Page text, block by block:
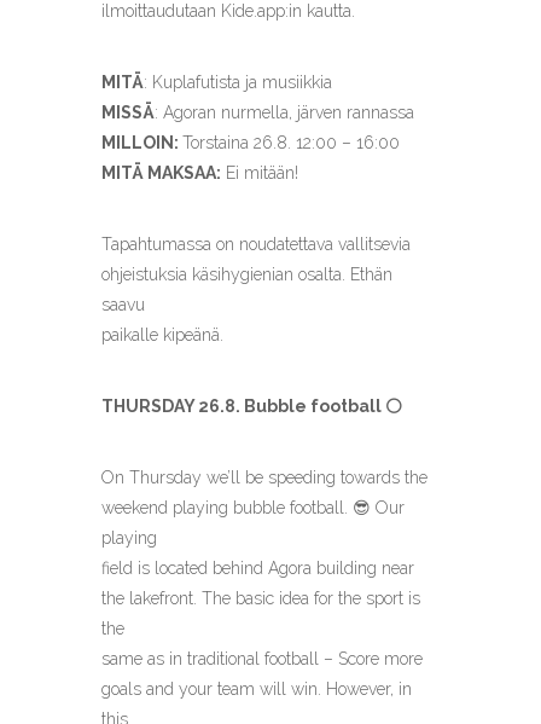
ilmoittaudutaan Kide.app:in kautta.
MITÄ: Kuplafutista ja musiikkia
MISSÄ: Agoran nurmella, järven rannassa
MILLOIN: Torstaina 26.8. 12:00 – 16:00
MITÄ MAKSAA: Ei mitään!
Tapahtumassa on noudatettava vallitsevia
ohjeistuksia käsihygienian osalta. Ethän
saavu
paikalle kipeänä.
THURSDAY 26.8. Bubble football ⚪️
On Thursday we’ll be speeding towards the
weekend playing bubble football. 😎 Our
playing
field is located behind Agora building near
the lakefront. The basic idea for the sport is
the
same as in traditional football – Score more
goals and your team will win. However, in
this